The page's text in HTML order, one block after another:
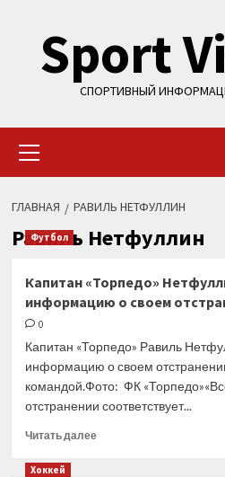
содержимому
Sport
СПОРТИВНЫЙ
меню
ГЛАВНАЯ РАВИЛЬ НЕТФУЛЛИН
Равиль Нетфуллин
Футбол
Капитан «Торпедо»
информацию о своем
0
Капитан «Торпедо» Равиль
информацию о своем
командой.Фото: ФК
отстранении соответствует...
Читать далееПрочитать
Хоккей